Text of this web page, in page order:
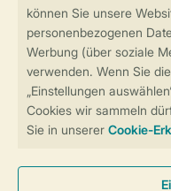
Weitere
Sicheres Bezahlen